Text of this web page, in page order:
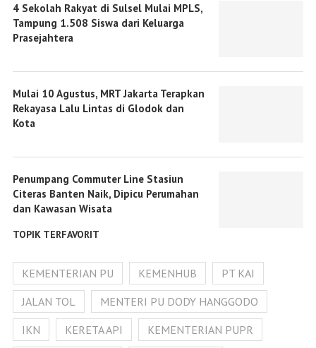
4 Sekolah Rakyat di Sulsel Mulai MPLS,
Tampung 1.508 Siswa dari Keluarga
Prasejahtera
Mulai 10 Agustus, MRT Jakarta Terapkan
Rekayasa Lalu Lintas di Glodok dan
Kota
Penumpang Commuter Line Stasiun
Citeras Banten Naik, Dipicu Perumahan
dan Kawasan Wisata
TOPIK TERFAVORIT
KEMENTERIAN PU KEMENHUB
PT KAI
JALAN TOL
MENTERI PU DODY HANGGODO
IKN
KERETA API
KEMENTERIAN PUPR